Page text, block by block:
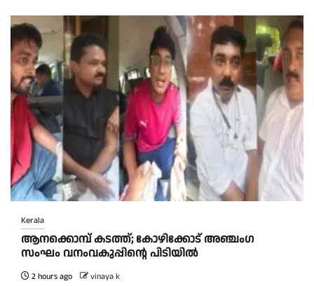
Kerala
ആനക്കൊമ്പ് കടത്ത്; കോഴിക്കോട് അഞ്ചംഗ
സംഘം വനംവകുപ്പിന്റെ പിടിയിൽ
2 hours ago vinaya k